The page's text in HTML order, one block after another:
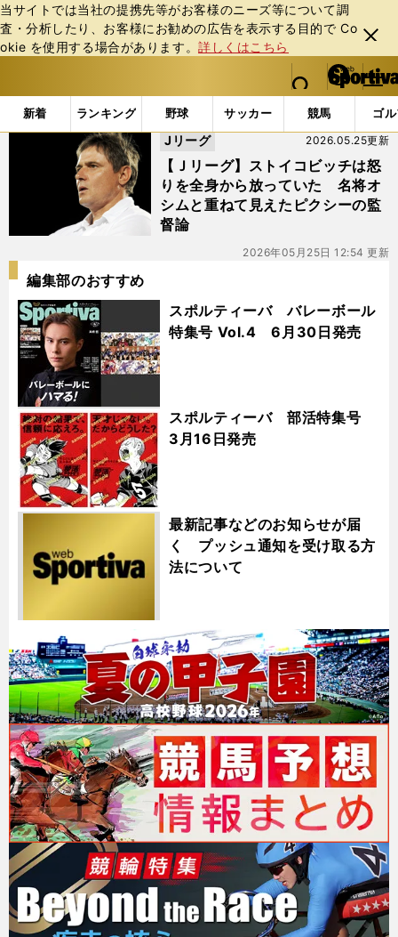
当サイトでは当社の提携先等がお客様のニーズ等について調
査・分析したり、お客様にお勧めの広告を表⽰する⽬的で Co
okie を使⽤する場合があります。詳しくはこちら
閉じ
る
web Sportiva (webスポルティーバ)
検索
マイペ
ー
ジ
メニュ
新着 ランキング 野球 サッカー 競馬 ゴ
b
ス
バ
「#惜しむ」の最新ニュース・ 情報
【Ｊリーグ】ストイコビッチは怒
りを全身から放っていた 名将オ
シムと重ねて見えたピクシーの監
督論
2026.05.25更新
Jリーグ
2026年05月25日 12:54 更新
編集部のおすすめ
スポルティーバ バレーボール
特集号 Vol.4 6月30日発売
スポルティーバ 部活特集号
3月16日発売
最新記事などのお知らせが届
く プッシュ通知を受け取る方
法について